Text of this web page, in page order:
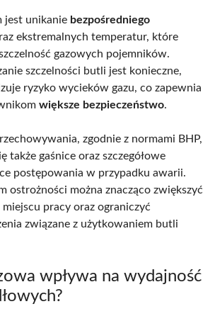
jest unikanie bezpośredniego
ekstremalnych temperatur, które
gazowych pojemników.
szczelności butli jest konieczne,
ryzyko wycieków gazu, co zapewnia
większe bezpieczeństwo.
zgodnie z normami BHP,
także gaśnice oraz szczegółowe
postępowania w przypadku awarii.
ostrożności można znacząco zwiększyć
pracy oraz ograniczyć
związane z użytkowaniem butli
wpływa na wydajność